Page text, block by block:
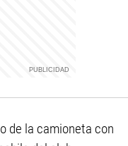
de la camioneta con